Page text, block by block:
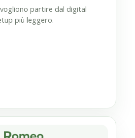
partire dal digital
più leggero.